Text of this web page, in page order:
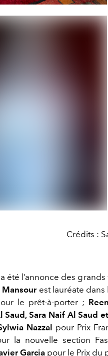
Crédits :
été l’annonce des
Mansourest lauréate dans
le prêt-à-porter ;
Saud, Sara Naif Al Saud
Nazzal pour Prix
la nouvelle section
Garcia pour le Prix du